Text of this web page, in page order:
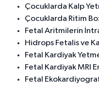
Çocuklarda Kalp
Çocuklarda Ritim
Fetal Aritmilerin
Hidrops Fetalis ve
Fetal Kardiyak
Fetal Kardiyak MRI
Fetal